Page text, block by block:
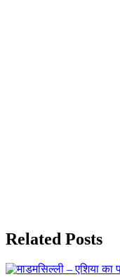
Related Posts